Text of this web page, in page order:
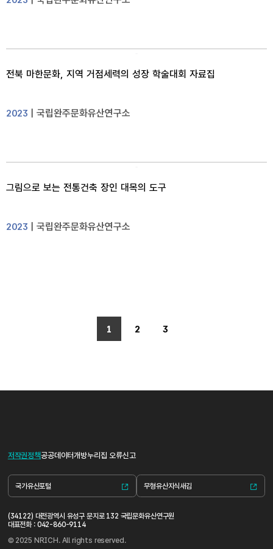
전북 마한문화, 지역 거점세력의 성장 학술대회 자료집
2023 | 국립완주문화유산연구소
그림으로 보는 전통건축 장인 대목의 도구
2023 | 국립완주문화유산연구소
1 2 3
저작권정책공공데이터개방누리집 오류신고
국가유산포털 무형유산지식새김
(34122) 대전광역시 유성구 문지로 132 국립문화유산연구원
대표전화 : 042-860-9114
© 2025 NRICH. All rights reserved.